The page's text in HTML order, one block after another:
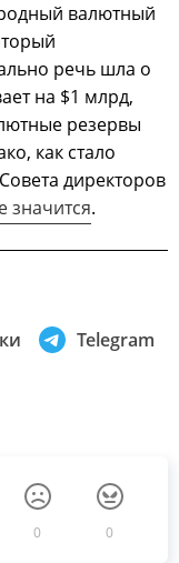
валютный
речь шла о
на $1 млрд,
резервы
как стало
директоров
значится.
Telegram
0 0